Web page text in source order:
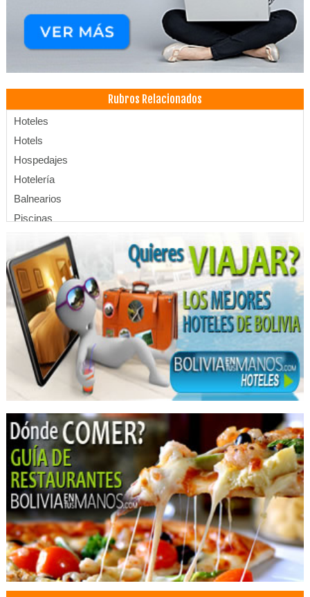
Rubros Relacionados
Hoteles
Hotels
Hospedajes
Hotelería
Balnearios
Piscinas
Casas de Huéspedes
Apart Hoteles
Apartamentos
Departamentos en Alquiler
Apartamentos en Alquiler